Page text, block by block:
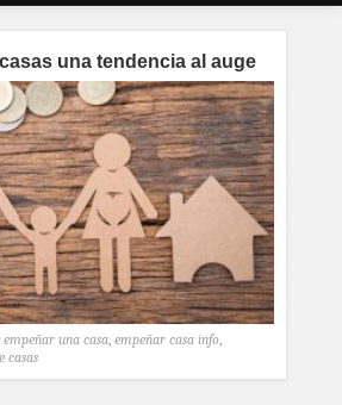
una tendencia al auge
empeñar una casa, empeñar casa info,
casas